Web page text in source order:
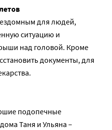
для людей,
ситуацию и
над головой. Кроме
документы, для
подопечные
Таня и Ульяна –